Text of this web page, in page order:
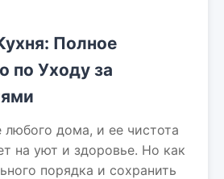
Полное
по Уходу за
дома, и ее чистота
на уют и здоровье. Но как
порядка и сохранить